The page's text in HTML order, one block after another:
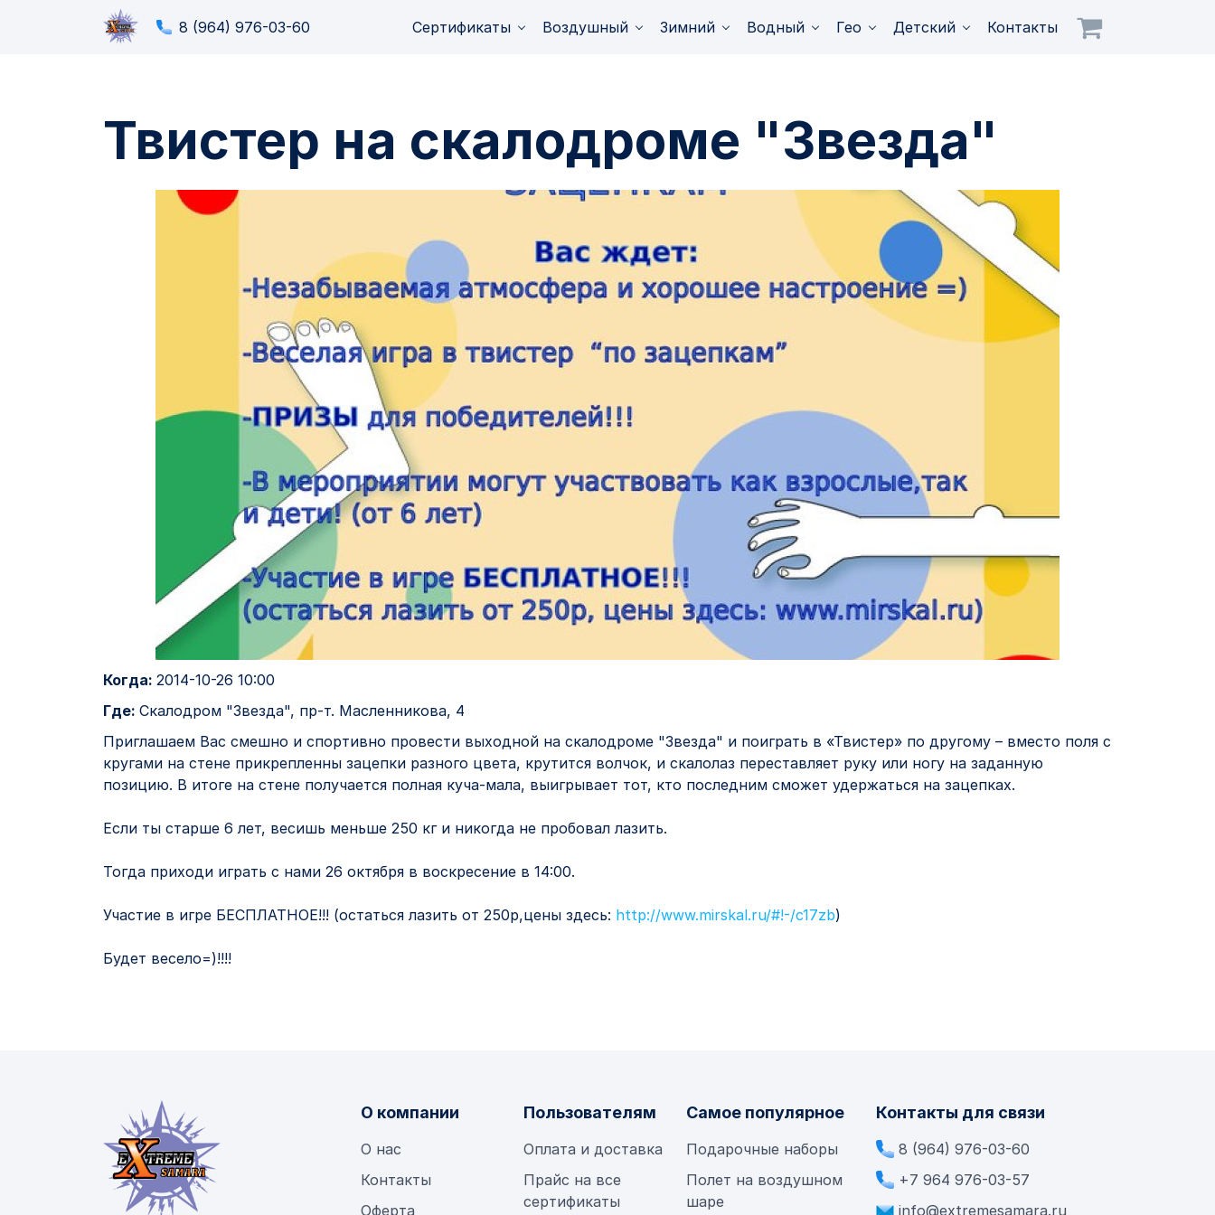
8 (964) 976-03-60 Сертификаты Воздушный Зимний Водный Гео Детский Контакты
Твистер на скалодроме "Звезда"
Когда: 2014-10-26 10:00
Где: Скалодром "Звезда", пр-т. Масленникова, 4
Приглашаем Вас смешно и спортивно провести выходной на скалодроме "Звезда" и поиграть в «Твистер» по другому – вместо поля с
кругами на стене прикрепленны зацепки разного цвета, крутится волчок, и скалолаз переставляет руку или ногу на заданную
позицию. В итоге на стене получается полная куча-мала, выигрывает тот, кто последним сможет удержаться на зацепках.
Если ты старше 6 лет, весишь меньше 250 кг и никогда не пробовал лазить.
Тогда приходи играть с нами 26 октября в воскресение в 14:00.
Участие в игре БЕСПЛАТНОЕ!!! (остаться лазить от 250р,цены здесь: http://www.mirskal.ru/#!-/c17zb)
Будет весело=)!!!!
О компании
О нас
Контакты
Оферта
Пользователям
Оплата и доставка
Прайс на все
сертификаты
Самое популярное
Подарочные наборы
Полет на воздушном
шаре
Контакты для связи
8 (964) 976-03-60
+7 964 976-03-57
info@extremesamara.ru